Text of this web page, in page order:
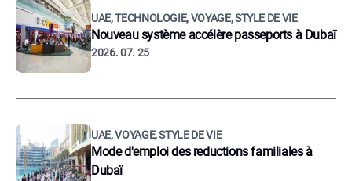
UAE, TECHNOLOGIE, VOYAGE, STYLE DE VIE
Nouveau système accélère passeports à Dubaï
2026. 07. 25
UAE, VOYAGE, STYLE DE VIE
Mode d'emploi des reductions familiales à
Dubaï